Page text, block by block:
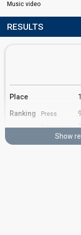
Music video
RESULTS
Place
Ranking Press 9
Demoscopic
Percent Total
Show